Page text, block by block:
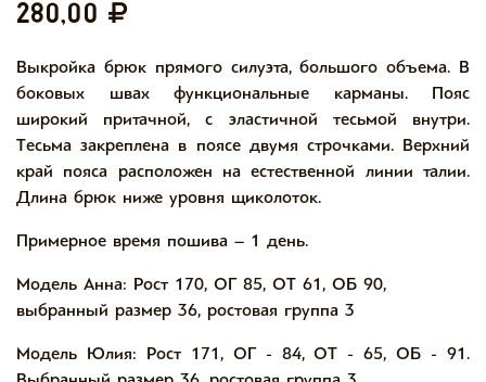
280,00
Выкройка брюк прямого силуэта, большого объема. В
боковых швах функциональные карманы. Пояс
широкий притачной, с эластичной тесьмой внутри.
Тесьма закреплена в поясе двумя строчками. Верхний
край пояса расположен на естественной линии талии.
Длина брюк ниже уровня щиколоток.
Примерное время пошива – 1 день.
Модель Анна: Рост 170, ОГ 85, ОТ 61, ОБ 90,
выбранный размер 36, ростовая группа 3
Модель Юлия: Рост 171, ОГ - 84, ОТ - 65, ОБ - 91.